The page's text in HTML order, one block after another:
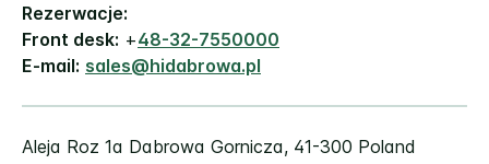
Rezerwacje:
Front desk: +48-32-7550000
E-mail: sales@hidabrowa.pl
Aleja Roz 1a Dabrowa Gornicza, 41-300 Poland